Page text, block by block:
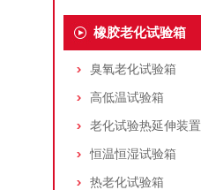
橡胶老化试验箱
臭氧老化试验箱
高低温试验箱
老化试验热延伸装置
恒温恒湿试验箱
热老化试验箱